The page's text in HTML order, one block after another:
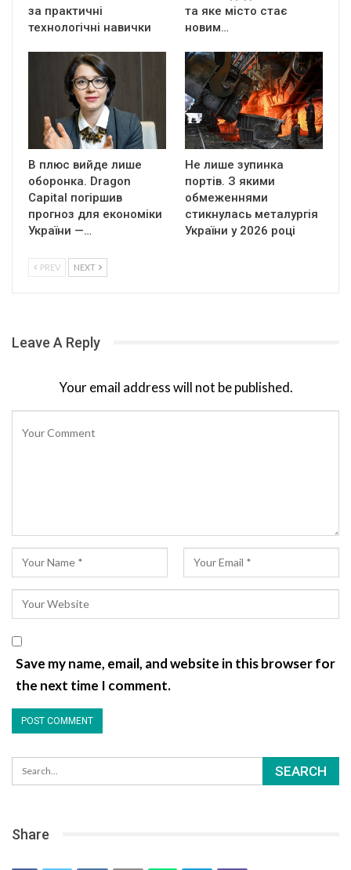
за практичні
технологічні навички
та яке місто стає
новим…
В плюс вийде лише
оборонка. Dragon
Capital погіршив
прогноз для економіки
України —…
Не лише зупинка
портів. З якими
обмеженнями
стикнулась металургія
України у 2026 році
PREV NEXT
Leave A Reply
Your email address will not be published.
Save my name, email, and website in this browser for
the next time I comment.
Share